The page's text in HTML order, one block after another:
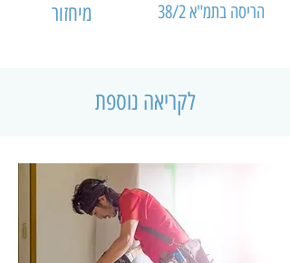
מיחזור הריסה בתמ"א 38/2
לקריאה נוספת